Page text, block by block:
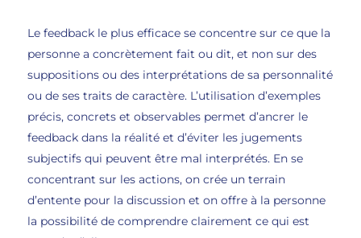
Le feedback le plus efficace se concentre sur ce que la
personne a concrètement fait ou dit, et non sur des
suppositions ou des interprétations de sa personnalité
ou de ses traits de caractère. L’utilisation d’exemples
précis, concrets et observables permet d’ancrer le
feedback dans la réalité et d’éviter les jugements
subjectifs qui peuvent être mal interprétés. En se
concentrant sur les actions, on crée un terrain
d’entente pour la discussion et on offre à la personne
la possibilité de comprendre clairement ce qui est